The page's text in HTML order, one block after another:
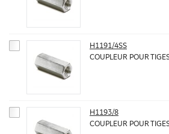
H1191/4SS
COUPLEUR POUR
H1193/8
COUPLEUR POUR